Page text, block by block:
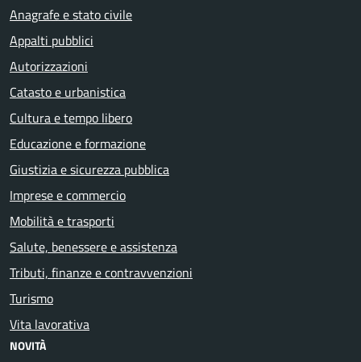
Anagrafe e stato civile
Appalti pubblici
Autorizzazioni
Catasto e urbanistica
Cultura e tempo libero
Educazione e formazione
Giustizia e sicurezza pubblica
Imprese e commercio
Mobilità e trasporti
Salute, benessere e assistenza
Tributi, finanze e contravvenzioni
Turismo
Vita lavorativa
NOVITÀ